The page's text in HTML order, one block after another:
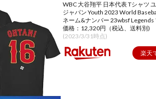
WBC 大谷翔平 日本代表 Tシャツ
ジャパン Youth 2023 World
ネーム&ナンバー 23wbsf Legends
価格：12,320円（税込、送料別)
(2023/3/31時点)
楽天